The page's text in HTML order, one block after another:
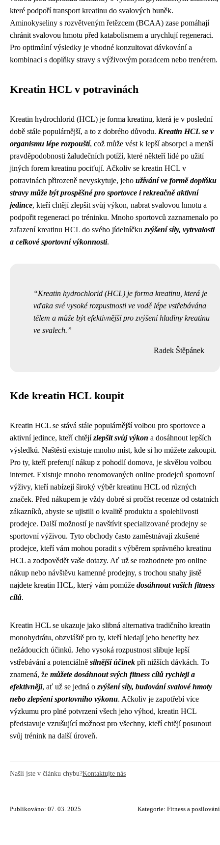
které podpoří transport kreatinu do svalových buněk.
Aminokyseliny s rozvětveným řetězcem (BCAA) zase pomáhají
chránit svalovou hmotu před katabolismem a urychlují regeneraci.
Pro optimální výsledky je vhodné konzultovat dávkování a
kombinaci s doplňky stravy s výživovým poradcem nebo trenérem.
Kreatin HCL v potravinách
Kreatin hydrochlorid (HCL) je forma kreatinu, která je v poslední
době stále populárnější, a to z dobrého důvodu. Kreatin HCL se v
organismu lépe rozpouští, což může vést k lepší absorpci a menší
pravděpodobnosti žaludečních potíží, které někteří lidé po užití
jiných forem kreatinu pociťují. Ačkoliv se kreatin HCL v
potravinách přirozeně nevyskytuje, jeho užívání ve formě doplňku
stravy může být prospěšné pro sportovce i rekreačně aktivní
jedince, kteří chtějí zlepšit svůj výkon, nabrat svalovou hmotu a
podpořit regeneraci po tréninku. Mnoho sportovců zaznamenalo po
zařazení kreatinu HCL do svého jídelníčku zvýšení síly, vytrvalosti
a celkové sportovní výkonnosti.
Kreatin hydrochlorid (HCL) je forma kreatinu, která je
vďaka své vysoké rozpustnosti ve vodě lépe vstřebávána
tělem a může být efektivnější pro zvýšení hladiny kreatinu
ve svalech.
Radek Štěpánek
Kde kreatin HCL koupit
Kreatin HCL se stává stále populárnější volbou pro sportovce a
aktivní jedince, kteří chtějízlepšit svůj výkon a dosáhnout lepších
výsledků. Naštěstí existuje mnoho míst, kde si ho můžete zakoupit.
Pro ty, kteří preferují nákup z pohodlí domova, je skvělou volbou
internet. Existuje mnoho renomovaných online prodejců sportovní
výživy, kteří nabízejí široký výběr kreatinu HCL od různých
značek. Před nákupem je vždy dobré si pročíst recenze od ostatních
zákazníků, abyste se ujistili o kvalitě produktu a spolehlivosti
prodejce. Další možností je navštívit specializované prodejny se
sportovní výživou. Tyto obchody často zaměstnávají zkušené
prodejce, kteří vám mohou poradit s výběrem správného kreatinu
HCL a zodpovědět vaše dotazy. Ať už se rozhodnete pro online
nákup nebo návštěvu kamenné prodejny, s trochou snahy jistě
najdete kreatin HCL, který vám pomůže dosáhnout vašich fitness
cílů.
Kreatin HCL se ukazuje jako slibná alternativa tradičního kreatin
monohydrátu, obzvláště pro ty, kteří hledají jeho benefity bez
nežádoucích účinků. Jeho vysoká rozpustnost slibuje lepší
vstřebávání a potenciálně silnější účinek při nižších dávkách. To
znamená, že můžete dosáhnout svých fitness cílů rychleji a
efektivněji, ať už se jedná o zvýšení síly, budování svalové hmoty
nebo zlepšení sportovního výkonu. Ačkoliv je zapotřebí více
výzkumu pro plné potvrzení všech jeho výhod, kreatin HCL
představuje vzrušující možnost pro všechny, kteří chtějí posunout
svůj trénink na další úroveň.
Našli jste v článku chybu?Kontaktujte nás
Publikováno: 07. 03. 2025 Kategorie: Fitness a posilování